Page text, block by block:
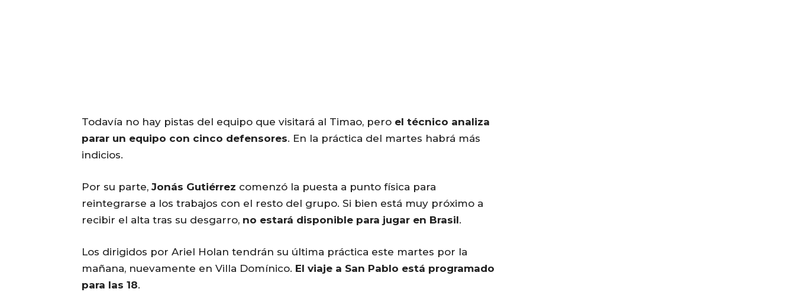
Todavía no hay pistas del equipo que visitará al Timao, pero el técnico analiza
parar un equipo con cinco defensores. En la práctica del martes habrá más
indicios.
Por su parte, Jonás Gutiérrez comenzó la puesta a punto física para
reintegrarse a los trabajos con el resto del grupo. Si bien está muy próximo a
recibir el alta tras su desgarro, no estará disponible para jugar en Brasil.
Los dirigidos por Ariel Holan tendrán su última práctica este martes por la
mañana, nuevamente en Villa Domínico. El viaje a San Pablo está programado
para las 18.